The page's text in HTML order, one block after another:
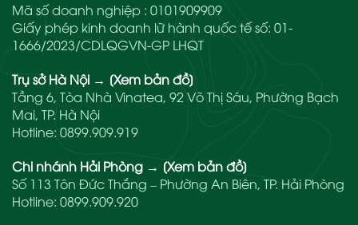
Mã số doanh nghiệp : 0101909909
Giấy phép kinh doanh lữ hành quốc tế số: 01-
1666/2023/CDLQGVN-GP LHQT
Trụ sở Hà Nội → [Xem bản đồ]
Tầng 6, Tòa Nhà Vinatea, 92 Võ Thị Sáu, Phường Bạch
Mai, TP. Hà Nội
Hotline: 0899.909.919
Chi nhánh Hải Phòng → [Xem bản đồ]
Số 113 Tôn Đức Thắng – Phường An Biên, TP. Hải Phòng
Hotline: 0899.909.920